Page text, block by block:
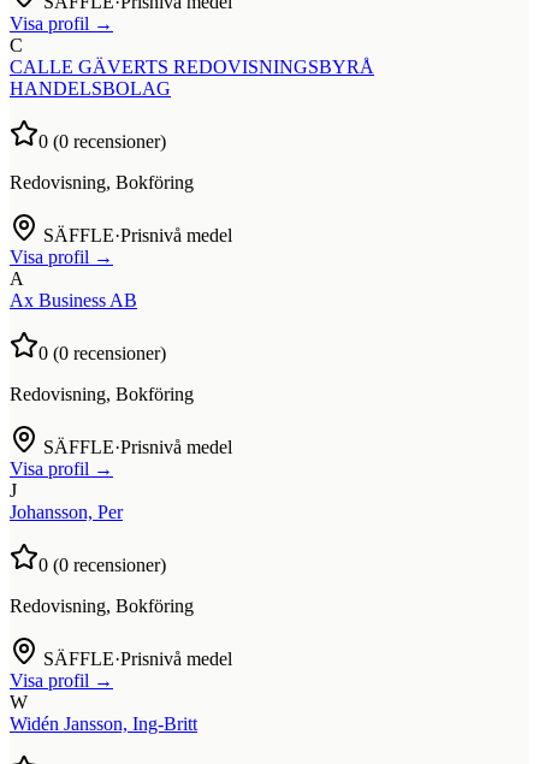
Visa profil →
C
CALLE GÄVERTS REDOVISNINGSBYRÅ
HANDELSBOLAG
0 (0 recensioner)
Redovisning, Bokföring
SÄFFLE·Prisnivå medel
Visa profil →
A
Ax Business AB
0 (0 recensioner)
Redovisning, Bokföring
SÄFFLE·Prisnivå medel
Visa profil →
J
Johansson, Per
0 (0 recensioner)
Redovisning, Bokföring
SÄFFLE·Prisnivå medel
Visa profil →
W
Widén Jansson, Ing-Britt